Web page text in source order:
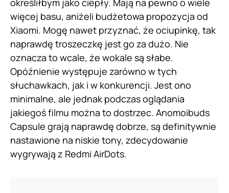
więcej basu, aniżeli budżetowa propozycja od
Xiaomi. Mogę nawet przyznać, że ociupinkę, tak
naprawdę troszeczkę jest go za dużo. Nie
oznacza to wcale, że wokale są słabe.
Opóźnienie występuje zarówno w tych
słuchawkach, jak i w konkurencji. Jest ono
minimalne, ale jednak podczas oglądania
jakiegoś filmu można to dostrzec. Anomoibuds
Capsule grają naprawdę dobrze, są definitywnie
nastawione na niskie tony, zdecydowanie
wygrywają z Redmi AirDots.